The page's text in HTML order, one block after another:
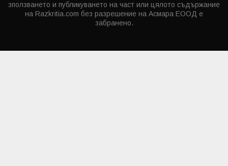
зползването и публикуването на част или цялото съдържание
на Razkritia.com без разрешение на Асмара ЕООД е
забранено.